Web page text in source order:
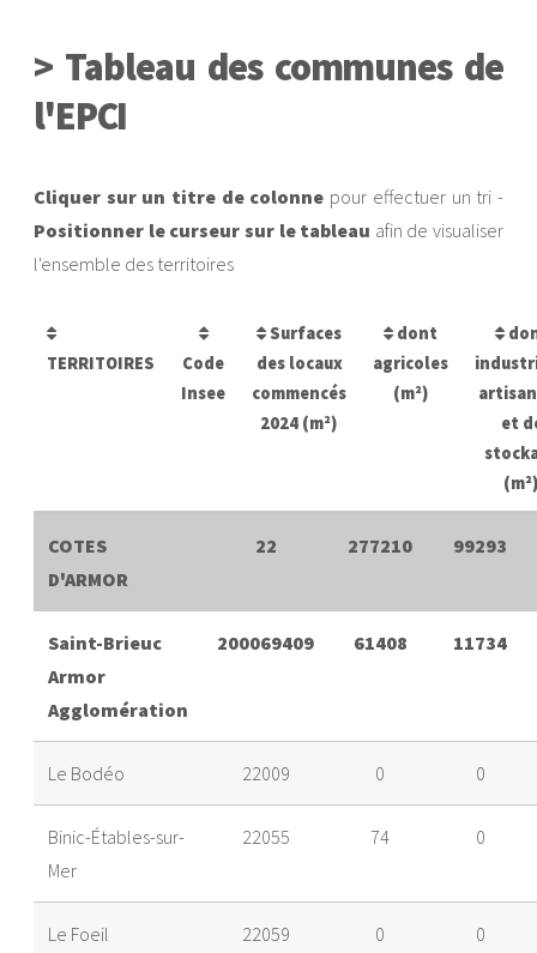
> Tableau des communes de
l'EPCI
Cliquer sur un titre de colonne pour effectuer un tri -
Positionner le curseur sur le tableau afin de visualiser
l'ensemble des territoires
TERRITOIRES
Code
Insee
Surfaces
des locaux
commencés
2024 (m²)
dont
agricoles
(m²)
et
COTES
D'ARMOR
22 277210 99293
Saint-Brieuc
Armor
Agglomération
200069409 61408 11734
Le Bodéo 22009 0 0
Binic-Étables-sur-
Mer
22055 74 0
Le Foeil 22059 0 0